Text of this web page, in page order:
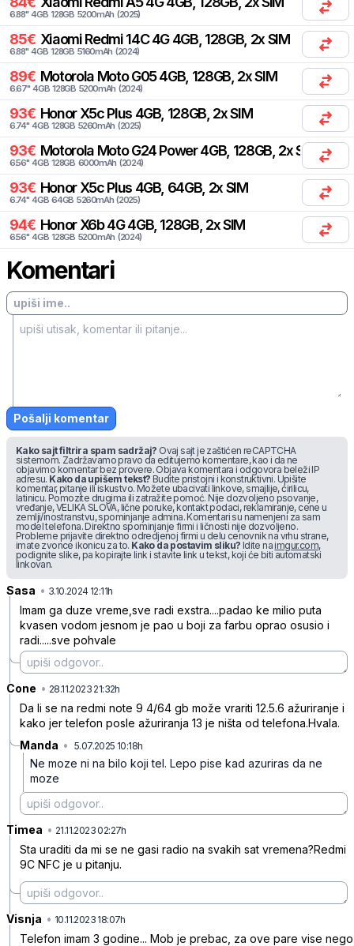
6.88" 4GB 128GB 5200mAh (2025)
85€ Xiaomi Redmi 14C 4G 4GB, 128GB, 2x SIM
6.88" 4GB 128GB 5160mAh (2024)
89€ Motorola Moto G05 4GB, 128GB, 2x SIM
6.67" 4GB 128GB 5200mAh (2024)
93€ Honor X5c Plus 4GB, 128GB, 2x SIM
6.74" 4GB 128GB 5260mAh (2025)
93€ Motorola Moto G24 Power 4GB, 128GB, 2x SIM
6.56" 4GB 128GB 6000mAh (2024)
93€ Honor X5c Plus 4GB, 64GB, 2x SIM
6.74" 4GB 64GB 5260mAh (2025)
94€ Honor X6b 4G 4GB, 128GB, 2x SIM
6.56" 4GB 128GB 5200mAh (2024)
Komentari
Pošalji komentar
Kako sajt filtrira spam sadržaj? Ovaj sajt je zaštićen reCAPTCHA
sistemom. Zadržavamo pravo da editujemo komentare, kao i da ne
objavimo komentar bez provere. Objava komentara i odgovora beleži IP
adresu. Kako da upišem tekst? Budite pristojni i konstruktivni. Upišite
komentar, pitanje ili iskustvo. Možete ubacivati linkove, smajlije, ćirilicu,
latinicu. Pomozite drugima ili zatražite pomoć. Nije dozvoljeno psovanje,
vređanje, VELIKA SLOVA, lične poruke, kontakt podaci, reklamiranje, cene u
zemlji/inostranstvu, spominjanje admina. Komentari su namenjeni za sam
model telefona. Direktno spominjanje firmi i ličnosti nije dozvoljeno.
Probleme prijavite direktno odredjenoj firmi u delu cenovnik na vrhu strane,
imate zvonce ikonicu za to. Kako da postavim sliku? Idite na imgur.com,
podignite slike, pa kopirajte link i stavite link u tekst, koji će biti automatski
linkovan.
Sasa • 3.10.2024 12:11h
Imam ga duze vreme,sve radi exstra....padao ke milio puta
kvasen vodom jesnom je pao u boji za farbu oprao osusio i
radi.....sve pohvale
Cone • 28.11.2023 21:32h
Da li se na redmi note 9 4/64 gb može vrariti 12.5.6 ažuriranje i
kako jer telefon posle ažuriranja 13 je ništa od telefona.Hvala.
Manda • 5.07.2025 10:18h
Ne moze ni na bilo koji tel. Lepo pise kad azuriras da ne
moze
Timea • 21.11.2023 02:27h
Sta uraditi da mi se ne gasi radio na svakih sat vremena?Redmi
9C NFC je u pitanju.
Visnja • 10.11.2023 18:07h
Telefon imam 3 godine... Mob je prebac, za ove pare vise nego